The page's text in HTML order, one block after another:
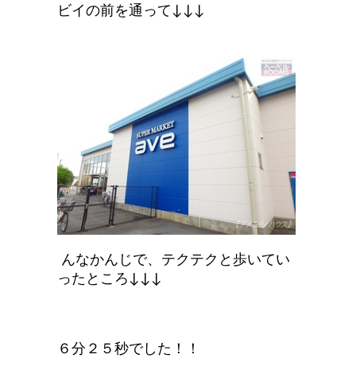
ビイの前を通って↓↓↓
んなかんじで、テクテクと歩いてい
ったところ↓↓↓
６分２５秒でした！！